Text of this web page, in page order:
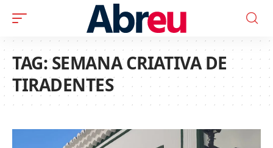
TAG:SEMANA CRIATIVA DE
TIRADENTES